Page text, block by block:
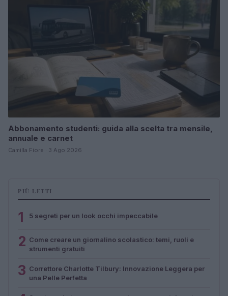
Abbonamento studenti: guida alla scelta tra mensile,
annuale e carnet
Camilla Fiore · 3 Ago 2026
PIÙ LETTI
1 5 segreti per un look occhi impeccabile
2 Come creare un giornalino scolastico: temi, ruoli e
strumenti gratuiti
3 Correttore Charlotte Tilbury: Innovazione Leggera per
una Pelle Perfetta